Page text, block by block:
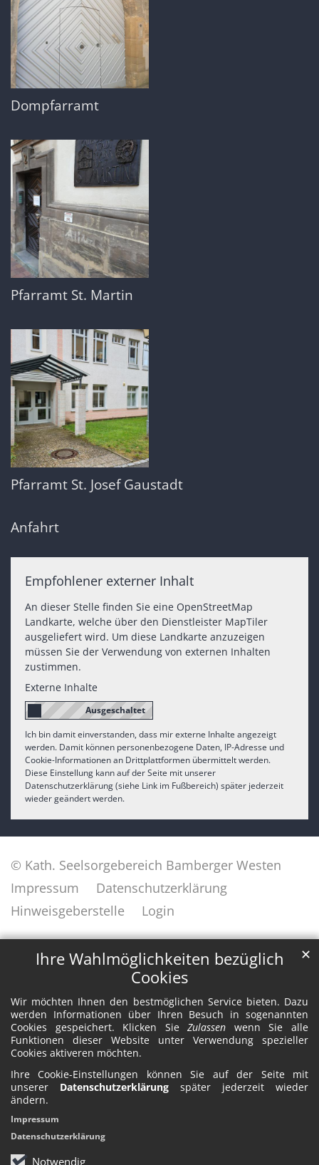
Ihre Wahlmöglichkeiten bezüglich
Cookies
Wir möchten Ihnen den bestmöglichen Service bieten. Dazu
werden Informationen über Ihren Besuch in sogenannten
Cookies gespeichert. Klicken SieZulassen wenn Sie alle
Funktionen dieser Website unter Verwendung spezieller
Cookies aktiveren möchten.
Ihre Cookie-Einstellungen können Sie auf der Seite mit
unserer Datenschutzerklärung später jederzeit wieder
ändern.
Notwendig
✕
Impressum
Datenschutzerklärung
Dompfarramt
Pfarramt St. Martin
Pfarramt St. Josef Gaustadt
Anfahrt
Empfohlener externer Inhalt
An dieser Stelle finden Sie eine OpenStreetMap
Landkarte, welche über den Dienstleister MapTiler
ausgeliefert wird. Um diese Landkarte anzuzeigen
müssen Sie der Verwendung von externen Inhalten
zustimmen.
Externe Inhalte
Ich bin damit einverstanden, dass mir externe Inhalte angezeigt
werden. Damit können personenbezogene Daten, IP-Adresse und
Cookie-Informationen an Drittplattformen übermittelt werden.
Diese Einstellung kann auf der Seite mit unserer
Datenschutzerklärung (siehe Link im Fußbereich) später jederzeit
wieder geändert werden.
© Kath. Seelsorgebereich Bamberger Westen
Impressum
Datenschutzerklärung
Hinweisgeberstelle
Login